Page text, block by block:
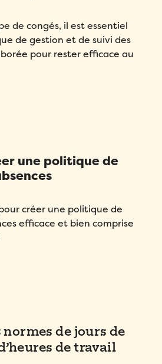
de congés, il est essentiel
de gestion et de suivi des
pour rester efficace au
une politique de
créer une politique de
efficace et bien comprise
normes de jours de
de travail